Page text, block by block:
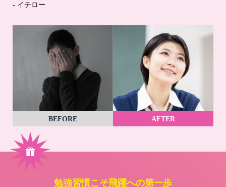
- イチロー
BEFORE AFTER
勉強習慣こそ飛躍への第一歩